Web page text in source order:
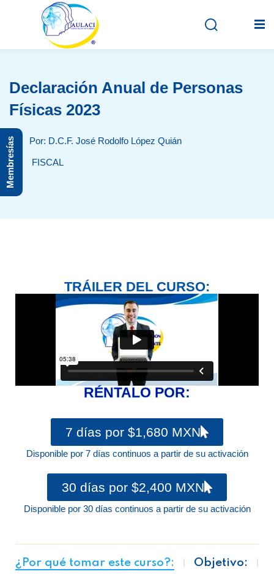
Inicio
Grabados
Declaración Anual de Personas
Físicas 2023
Por: D.C.F. José Rodolfo López Quián
FISCAL
TRÁILER DEL CURSO:
RÉNTALO POR:
7 días por $1,680 MXN
Disponible por 7 días continuos a partir de su activación
30 días por $2,400 MXN
Disponible por 30 días continuos a partir de su activación
¿Por qué tomar este curso?:
Objetivo:
Membresías